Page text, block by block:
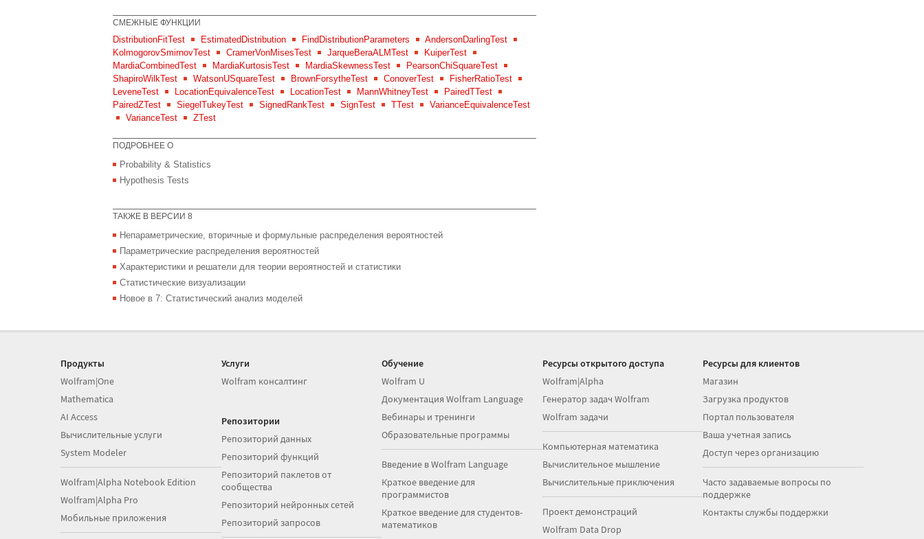
СМЕЖНЫЕ ФУНКЦИИ
DistributionFitTest EstimatedDistribution FindDistributionParameters
AndersonDarlingTest
KolmogorovSmirnovTest
CramerVonMisesTest JarqueBeraALMTest
KuiperTest
MardiaCombinedTest
MardiaKurtosisTest MardiaSkewnessTest
PearsonChiSquareTest
ShapiroWilkTest
WatsonUSquareTest BrownForsytheTest ConoverTest
FisherRatioTest
LeveneTest
LocationEquivalenceTest LocationTest MannWhitneyTest
PairedTTest
PairedZTest
SiegelTukeyTest SignedRankTest SignTest TTest
VarianceEquivalenceTest
VarianceTest
ZTest
ПОДРОБНЕЕ О
Probability & Statistics
Hypothesis Tests
ТАКЖЕ В ВЕРСИИ 8
Непараметрические, вторичные и формульные распределения вероятностей
Параметрические распределения вероятностей
Характеристики и решатели для теории вероятностей и статистики
Статистические визуализации
Новое в 7: Статистический анализ моделей
Продукты
Wolfram|One
Mathematica
AI Access
Вычислительные услуги
System Modeler
Wolfram|Alpha Notebook Edition
Wolfram|Alpha Pro
Мобильные приложения
Услуги
Wolfram консалтинг
Репозитории
Репозиторий данных
Репозиторий функций
Репозиторий паклетов от
сообщества
Репозиторий нейронных сетей
Репозиторий запросов
Обучение
Wolfram U
Документация Wolfram Language
Вебинары и тренинги
Образовательные программы
Введение в Wolfram Language
Краткое введение для
программистов
Краткое введение для студентов-
математиков
Ресурсы открытого доступа
Wolfram|Alpha
Генератор задач Wolfram
Wolfram задачи
Компьютерная математика
Вычислительное мышление
Вычислительные приключения
Проект демонстраций
Wolfram Data Drop
Ресурсы для клиентов
Магазин
Загрузка продуктов
Портал пользователя
Ваша учетная запись
Доступ через организацию
Часто задаваемые вопросы по
поддержке
Контакты службы поддержки